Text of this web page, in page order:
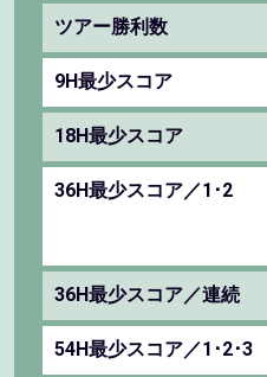
ツアー勝利数
9H最少スコア
18H最少スコア
36H最少スコア／1･2
36H最少スコア／連続
54H最少スコア／1･2･3